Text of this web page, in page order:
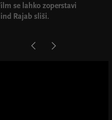
se lahko zoperstavi
Rajab sliši.